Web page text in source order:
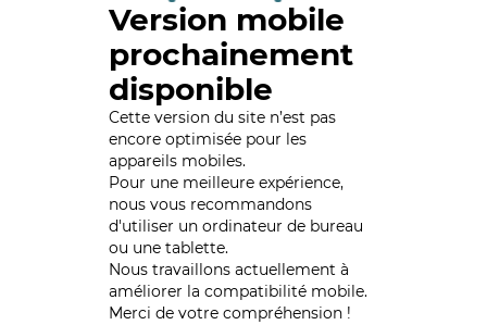
Version mobile
prochainement
disponible
Cette version du site n’est pas
encore optimisée pour les
appareils mobiles.
Pour une meilleure expérience,
nous vous recommandons
d'utiliser un ordinateur de bureau
ou une tablette.
Nous travaillons actuellement à
améliorer la compatibilité mobile.
Merci de votre compréhension !